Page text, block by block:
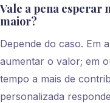
Vale a pena esperar
maior?
Depende do caso. Em
aumentar o valor; em
tempo a mais de
personalizada